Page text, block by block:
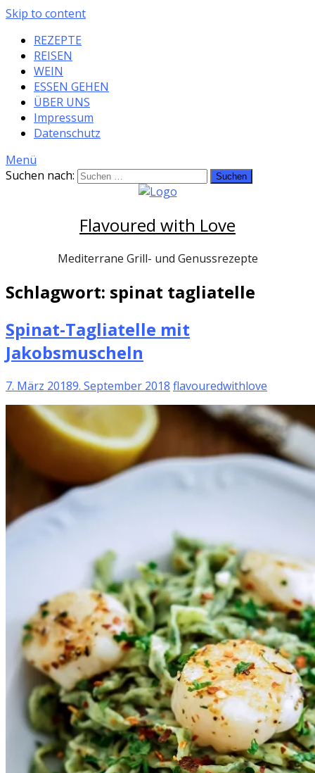
Skip to content
REZEPTE
REISEN
WEIN
ESSEN GEHEN
ÜBER UNS
Impressum
Datenschutz
Menü
Suchen nach:
Flavoured with Love
Mediterrane Grill- und Genussrezepte
Schlagwort: spinat tagliatelle
Spinat-Tagliatelle mit
Jakobsmuscheln
7. März 20189. September 2018 flavouredwithlove